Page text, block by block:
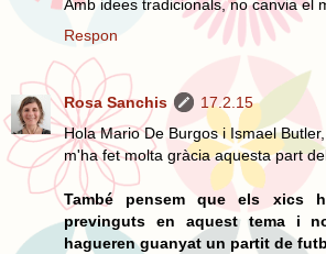
Amb idees tradicionals, no canvia el
Respon
Rosa Sanchis
17.2.15
Hola Mario De Burgos i Ismael Butler,
m'ha fet molta gràcia aquesta part
També pensem que els xics
previnguts en aquest tema i
hagueren guanyat un partit de